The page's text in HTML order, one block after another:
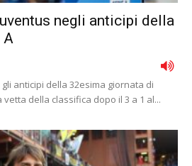
negli anticipi della
A
anticipi della 32esima giornata di
vetta della classifica dopo il 3 a 1 al...